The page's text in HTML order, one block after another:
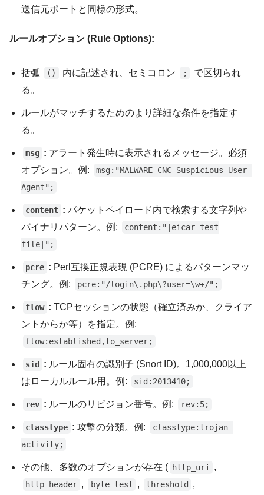
送信元ポートと同様の形式。
ルールオプション (Rule Options):
括弧 () 内に記述され、セミコロン ;
で区切られ
る。
ルールがマッチするためのより詳細な条件を指定す
る。
msg : アラート発生時に表示されるメッセージ。必須
オプション。例:
msg:"MALWARE-CNC Suspicious User-
Agent";
content : パケットペイロード内で検索する文字列や
バイナリパターン。例:
content:"|eicar test
file|";
pcre : Perl互換正規表現 (PCRE) によるパターンマッ
チング。例:
pcre:"/login\.php\?user=\w+/";
flow : TCPセッションの状態（確立済みか、クライア
ントからか等）を指定。例:
flow:established,to_server;
sid : ルール固有の識別子 (Snort ID)。1,000,000以上
はローカルルール用。例:
sid:2013410;
rev : ルールのリビジョン番号。例: rev:5;
classtype : 攻撃の分類。例:
classtype:trojan-
activity;
その他、多数のオプションが存在 ( http_uri ,
http_header , byte_test , threshold ,